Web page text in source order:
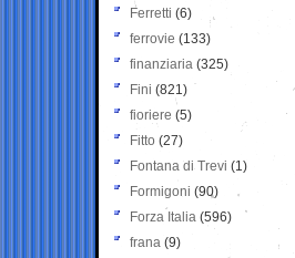
Ferretti (6)
ferrovie (133)
finanziaria (325)
Fini (821)
fioriere (5)
Fitto (27)
Fontana di Trevi (1)
Formigoni (90)
Forza Italia (596)
frana (9)